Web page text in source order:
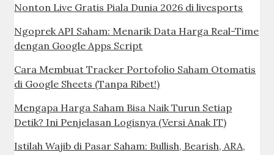
Nonton Live Gratis Piala Dunia 2026 di livesports
Ngoprek API Saham: Menarik Data Harga Real-Time
dengan Google Apps Script
Cara Membuat Tracker Portofolio Saham Otomatis
di Google Sheets (Tanpa Ribet!)
Mengapa Harga Saham Bisa Naik Turun Setiap
Detik? Ini Penjelasan Logisnya (Versi Anak IT)
Istilah Wajib di Pasar Saham: Bullish, Bearish, ARA,